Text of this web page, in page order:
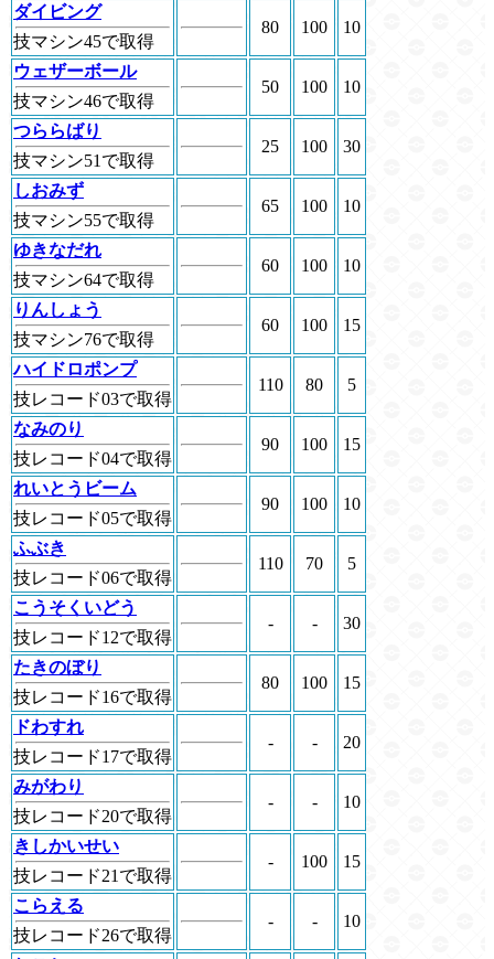
ダイビング
技マシン45で取得
80 100 10
ウェザーボール
技マシン46で取得
50 100 10
つららばり
技マシン51で取得
25 100 30
しおみず
技マシン55で取得
65 100 10
ゆきなだれ
技マシン64で取得
60 100 10
りんしょう
技マシン76で取得
60 100 15
ハイドロポンプ
技レコード03で取得
110 80 5
なみのり
技レコード04で取得
90 100 15
れいとうビーム
技レコード05で取得
90 100 10
ふぶき
技レコード06で取得
110 70 5
こうそくいどう
技レコード12で取得
- - 30
たきのぼり
技レコード16で取得
80 100 15
ドわすれ
技レコード17で取得
- - 20
みがわり
技レコード20で取得
- - 10
きしかいせい
技レコード21で取得
- 100 15
こらえる
技レコード26で取得
- - 10